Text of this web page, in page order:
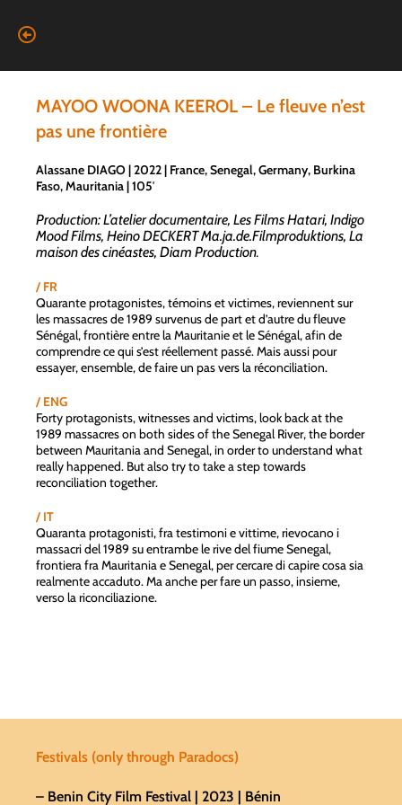
MAYOO WOONA KEEROL – Le fleuve n’est
pas une frontière
Alassane DIAGO | 2022 | France, Senegal, Germany, Burkina
Faso, Mauritania | 105′
Production: L’atelier documentaire, Les Films Hatari, Indigo
Mood Films, Heino DECKERT Ma.ja.de.Filmproduktions, La
maison des cinéastes, Diam Production.
/ FR
Quarante protagonistes, témoins et victimes, reviennent sur
les massacres de 1989 survenus de part et d’autre du fleuve
Sénégal, frontière entre la Mauritanie et le Sénégal, afin de
comprendre ce qui s’est réellement passé. Mais aussi pour
essayer, ensemble, de faire un pas vers la réconciliation.
/ ENG
Forty protagonists, witnesses and victims, look back at the
1989 massacres on both sides of the Senegal River, the border
between Mauritania and Senegal, in order to understand what
really happened. But also try to take a step towards
reconciliation together.
/ IT
Quaranta protagonisti, fra testimoni e vittime, rievocano i
massacri del 1989 su entrambe le rive del fiume Senegal,
frontiera fra Mauritania e Senegal, per cercare di capire cosa sia
realmente accaduto. Ma anche per fare un passo, insieme,
verso la riconciliazione.
Festivals (only through Paradocs)
– Benin City Film Festival | 2023 | Bénin